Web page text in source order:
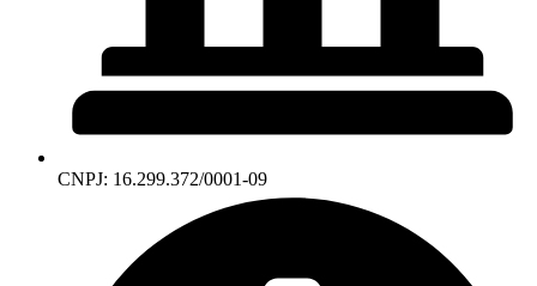
CNPJ: 16.299.372/0001-09